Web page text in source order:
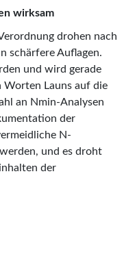
wirksam
drohen nach
schärfere Auflagen.
und wird gerade
Worten Launs auf die
an Nmin-Analysen
der
N-
und es droht
der